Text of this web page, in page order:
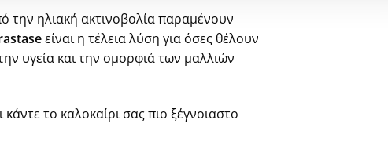
την ηλιακή ακτινοβολία παραμένουν
είναι η τέλεια λύση για όσες θέλουν
υγεία και την ομορφιά των μαλλιών
κάντε το καλοκαίρι σας πιο ξέγνοιαστο